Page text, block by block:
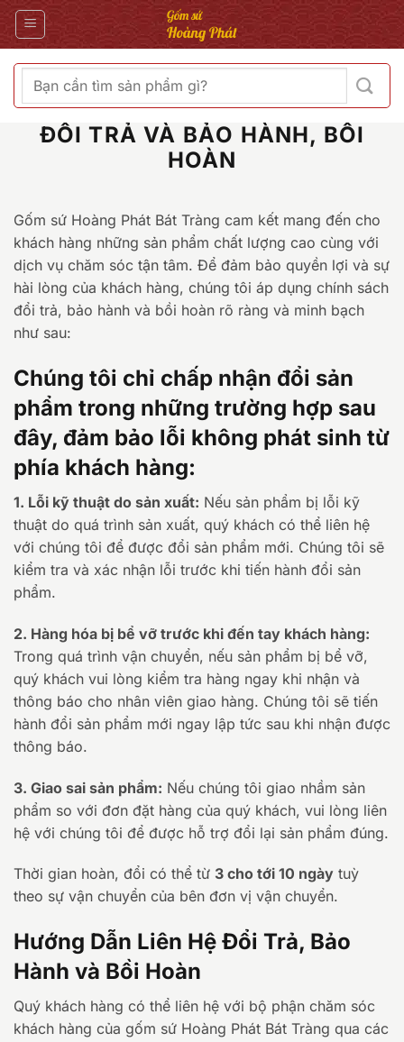
Bỏ
qua
Tìm
kiếm:
ĐỔI TRẢ VÀ BẢO HÀNH, BỒI
HOÀN
Gốm sứ Hoàng Phát Bát Tràng cam kết mang đến cho
khách hàng những sản phẩm chất lượng cao cùng với
dịch vụ chăm sóc tận tâm. Để đảm bảo quyền lợi và sự
hài lòng của khách hàng, chúng tôi áp dụng chính sách
đổi trả, bảo hành và bồi hoàn rõ ràng và minh bạch
như sau:
Chúng tôi chỉ chấp nhận đổi sản
phẩm trong những trường hợp sau
đây, đảm bảo lỗi không phát sinh từ
phía khách hàng:
1. Lỗi kỹ thuật do sản xuất: Nếu sản phẩm bị lỗi kỹ
thuật do quá trình sản xuất, quý khách có thể liên hệ
với chúng tôi để được đổi sản phẩm mới. Chúng tôi sẽ
kiểm tra và xác nhận lỗi trước khi tiến hành đổi sản
phẩm.
2. Hàng hóa bị bể vỡ trước khi đến tay khách hàng:
Trong quá trình vận chuyển, nếu sản phẩm bị bể vỡ,
quý khách vui lòng kiểm tra hàng ngay khi nhận và
thông báo cho nhân viên giao hàng. Chúng tôi sẽ tiến
hành đổi sản phẩm mới ngay lập tức sau khi nhận được
thông báo.
3. Giao sai sản phẩm: Nếu chúng tôi giao nhầm sản
phẩm so với đơn đặt hàng của quý khách, vui lòng liên
hệ với chúng tôi để được hỗ trợ đổi lại sản phẩm đúng.
Thời gian hoàn, đổi có thể từ 3 cho tới 10 ngày tuỳ
theo sự vận chuyển của bên đơn vị vận chuyển.
Hướng Dẫn Liên Hệ Đổi Trả, Bảo
Hành và Bồi Hoàn
Quý khách hàng có thể liên hệ với bộ phận chăm sóc
khách hàng của gốm sứ Hoàng Phát Bát Tràng qua các